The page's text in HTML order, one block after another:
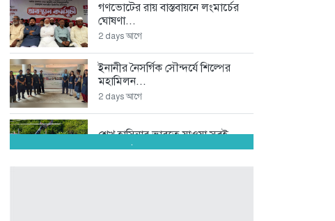
গণভোটের রায় বাস্তবায়নে লংমার্চের
ঘোষণা...
2 days আগে
ইনানীর নৈসর্গিক সৌন্দর্যে শিল্পের
মহামিলন...
2 days আগে
শেখ হাসিনার ভারতে যাওয়া সবই...
3 days আগে
.